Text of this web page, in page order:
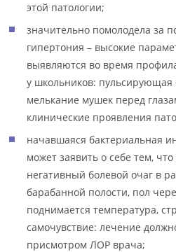
этой патологии;
значительно помолодела за
гипертония – высокие
выявляются во время
у школьников: пульсирующая
мелькание мушек перед
клинические проявления
начавшаяся бактериальная
может заявить о себе тем,
негативный болевой очаг в
барабанной полости, пол
поднимается температура,
самочувствие: лечение
присмотром ЛОР врача;